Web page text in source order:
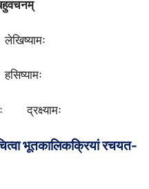
द्रक्ष्यामः
भूतकालिकक्रियां रचयत-